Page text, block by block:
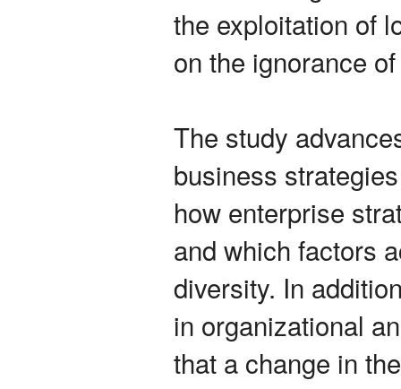
the exploitation of
on the ignorance
The study
business
how enterprise
and which factors
diversity. In
in organizational
that a change in